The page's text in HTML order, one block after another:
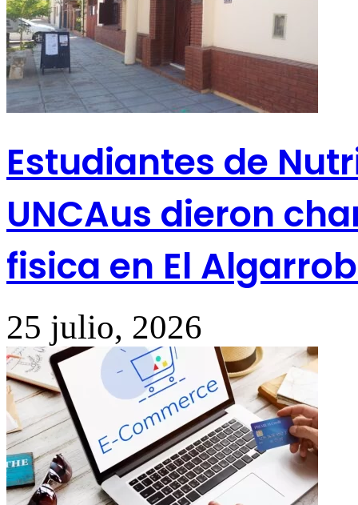
Estudiantes de
UNCAus dieron
fisica en El
25 julio, 2026